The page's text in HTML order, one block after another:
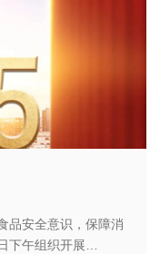
品安全意识，保障消
下午组织开展